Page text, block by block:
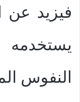
فيزيد عن
النفوس